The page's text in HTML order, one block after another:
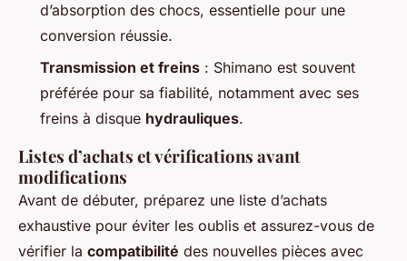
d’absorption des chocs, essentielle pour une
conversion réussie.
Transmission et freins : Shimano est souvent
préférée pour sa fiabilité, notamment avec ses
freins à disque hydrauliques.
Listes d’achats et vérifications avant
modifications
Avant de débuter, préparez une liste d’achats
exhaustive pour éviter les oublis et assurez-vous de
vérifier la compatibilité des nouvelles pièces avec